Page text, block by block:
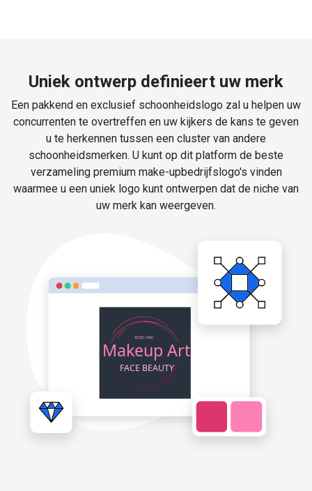
Uniek ontwerp definieert uw merk
Een pakkend en exclusief schoonheidslogo zal u helpen uw
concurrenten te overtreffen en uw kijkers de kans te geven
u te herkennen tussen een cluster van andere
schoonheidsmerken. U kunt op dit platform de beste
verzameling premium make-upbedrijfslogo's vinden
waarmee u een uniek logo kunt ontwerpen dat de niche van
uw merk kan weergeven.